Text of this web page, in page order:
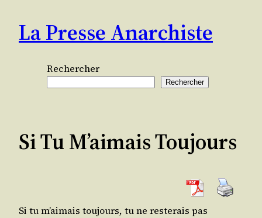
contenu
La Presse Anarchiste
Rechercher
Rechercher
Si Tu M’aimais Toujours
Si tu m’aimais tou­jours, tu ne res­te­rais pas